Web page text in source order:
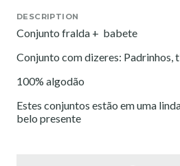
DESCRIPTION
Conjunto fralda + babete
Conjunto com dizeres: Padrinhos,
100% algodão
Estes conjuntos estão em uma
belo presente